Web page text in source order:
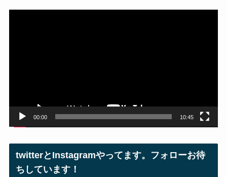
00:00 10:45
twitterとInstagramやってます。フォローお待
ちしています！